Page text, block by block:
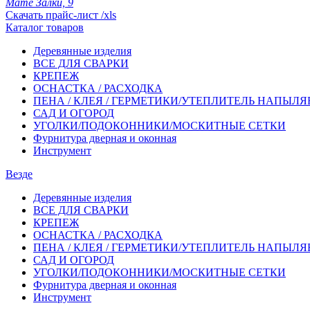
Скачать прайс-лист /xls
Каталог товаров
Деревянные изделия
ВСЕ ДЛЯ СВАРКИ
КРЕПЕЖ
ОСНАСТКА / РАСХОДКА
ПЕНА / КЛЕЯ / ГЕРМЕТИКИ/УТЕПЛИТЕЛЬ
САД И ОГОРОД
УГОЛКИ/ПОДОКОННИКИ/МОСКИТНЫЕ СЕТКИ
Фурнитура дверная и оконная
Инструмент
Везде
Деревянные изделия
ВСЕ ДЛЯ СВАРКИ
КРЕПЕЖ
ОСНАСТКА / РАСХОДКА
ПЕНА / КЛЕЯ / ГЕРМЕТИКИ/УТЕПЛИТЕЛЬ
САД И ОГОРОД
УГОЛКИ/ПОДОКОННИКИ/МОСКИТНЫЕ СЕТКИ
Фурнитура дверная и оконная
Инструмент